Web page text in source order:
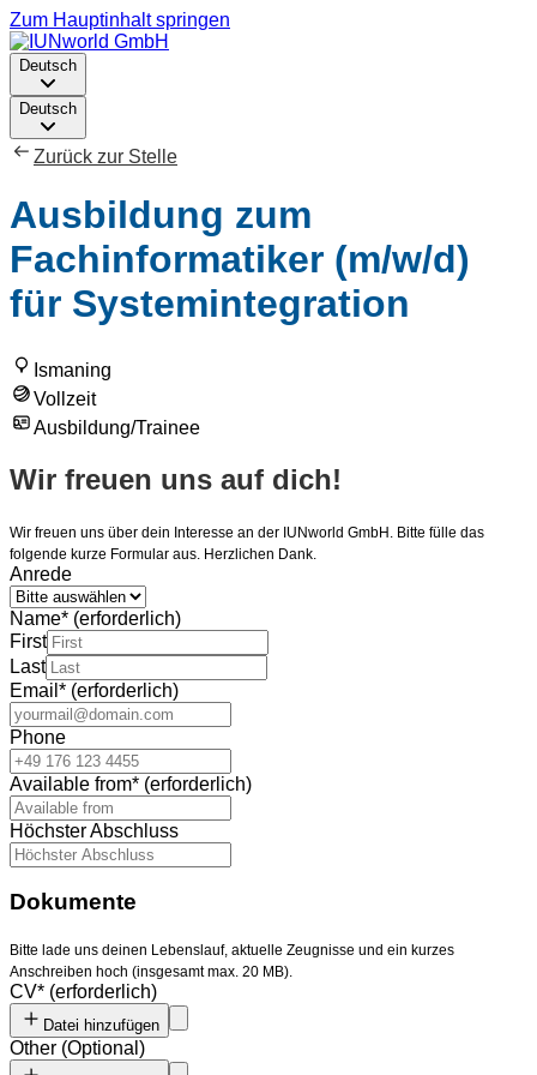
Zum Hauptinhalt springen
Deutsch
Deutsch
Zurück zur Stelle
Ausbildung zum
Fachinformatiker (m/w/d)
für Systemintegration
Ismaning
Vollzeit
Ausbildung/Trainee
Wir freuen uns auf dich!
Wir freuen uns über dein Interesse an der IUNworld GmbH. Bitte fülle das
folgende kurze Formular aus. Herzlichen Dank.
Anrede
Name* (erforderlich)
First
Last
Email * (erforderlich)
Phone
Available from* (erforderlich)
Höchster Abschluss
Dokumente
Bitte lade uns deinen Lebenslauf, aktuelle Zeugnisse und ein kurzes
Anschreiben hoch (insgesamt max. 20 MB).
CV* (erforderlich)
Datei hinzufügen
Other (Optional )